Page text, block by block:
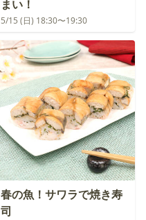
まい！
5/15 (日) 18:30〜19:30
春の魚！サワラで焼き寿
司